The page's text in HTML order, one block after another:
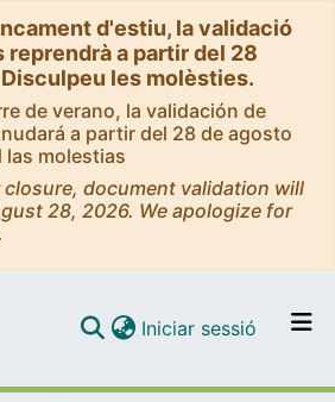
d'estiu, la validació
reprendrà a partir del 28
les molèsties.
de verano, la validación de
a partir del 28 de agosto
las molestias
document validation will
28, 2026. We apologize for
Iniciar sessió (current)